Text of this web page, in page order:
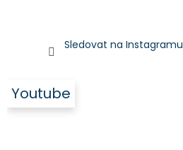
Sledovat na Instagramu
Youtube